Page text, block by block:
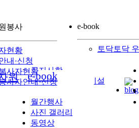
봉사
현황
내·신청
사자현황
사자안내·신청
e-book
토닥토닥
원
e-book
공지사항
장애인 직업재활시설
월간행사
사진 갤러리
동영상